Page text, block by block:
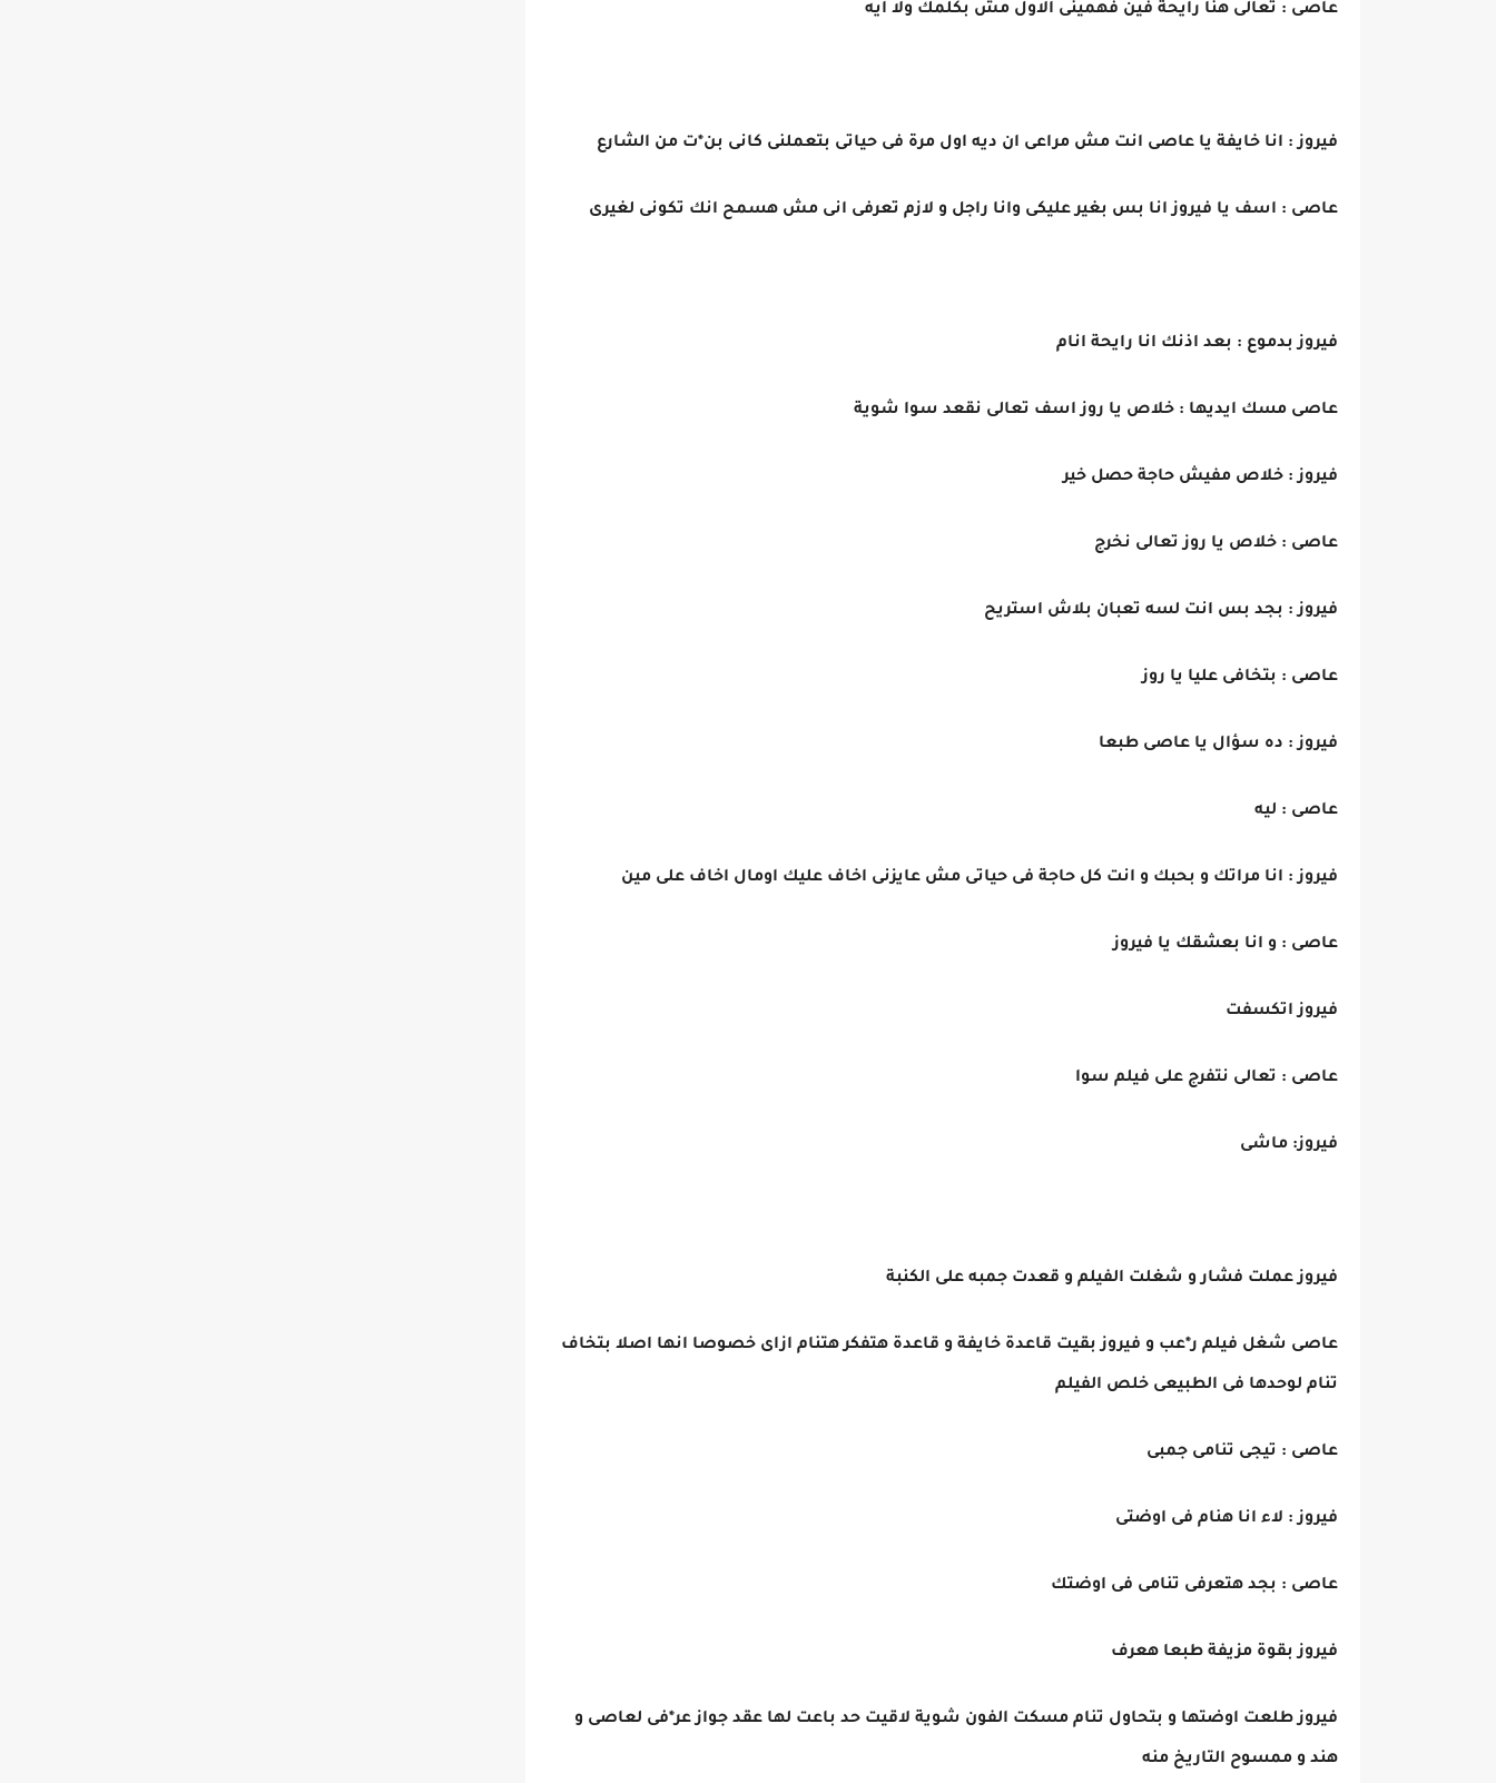
عاصى : تعالى هنا رايحة فين فهمينى الاول مش بكلمك ولا ايه
فيروز : انا خايفة يا عاصى انت مش مراعى ان ديه اول مرة فى حياتى بتعملنى كانى بن*ت من الشارع
عاصى : اسف يا فيروز انا بس بغير عليكى وانا راجل و لازم تعرفى انى مش هسمح انك تكونى لغيرى
فيروز بدموع : بعد اذنك انا رايحة انام
عاصى مسك ايديها : خلاص يا روز اسف تعالى نقعد سوا شوية
فيروز : خلاص مفيش حاجة حصل خير
عاصى : خلاص يا روز تعالى نخرج
فيروز : بجد بس انت لسه تعبان بلاش استريح
عاصى : بتخافى عليا يا روز
فيروز : ده سؤال يا عاصى طبعا
عاصى : ليه
فيروز : انا مراتك و بحبك و انت كل حاجة فى حياتى مش عايزنى اخاف عليك اومال اخاف على مين
عاصى : و انا بعشقك يا فيروز
فيروز اتكسفت
عاصى : تعالى نتفرج على فيلم سوا
فيروز: ماشى
فيروز عملت فشار و شغلت الفيلم و قعدت جمبه على الكنبة
عاصى شغل فيلم ر*عب و فيروز بقيت قاعدة خايفة و قاعدة هتفكر هتنام ازاى خصوصا انها اصلا بتخاف
تنام لوحدها فى الطبيعى خلص الفيلم
عاصى : تيجى تنامى جمبى
فيروز : لاء انا هنام فى اوضتى
عاصى : بجد هتعرفى تنامى فى اوضتك
فيروز بقوة مزيفة طبعا هعرف
فيروز طلعت اوضتها و بتحاول تنام مسكت الفون شوية لاقيت حد باعت لها عقد جواز عر*فى لعاصى و
هند و ممسوح التاريخ منه